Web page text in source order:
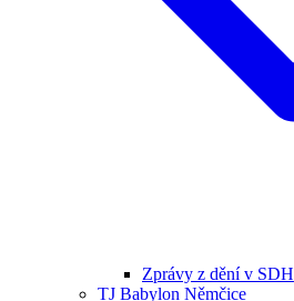
Zprávy z dění v SDH
TJ Babylon Němčice